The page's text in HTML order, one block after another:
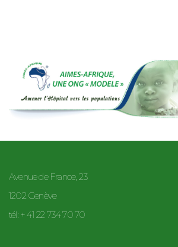
Avenue de France, 23
1202 Genève
tél: + 41 22 734 70 70